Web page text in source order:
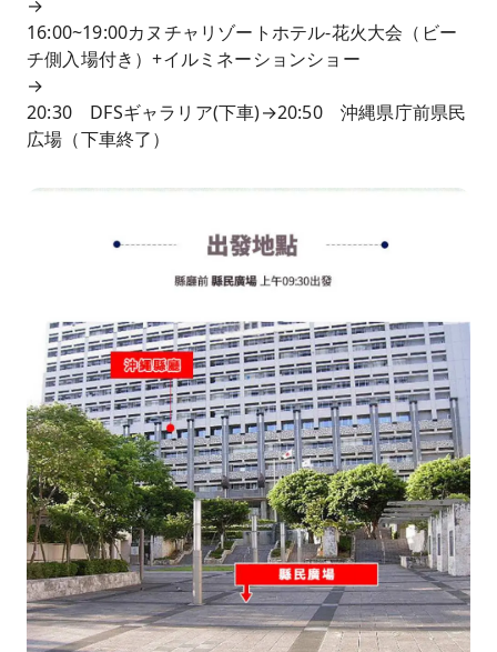
→
16:00~19:00カヌチャリゾートホテル-花火大会（ビー
チ側入場付き）+イルミネーションショー
→
20:30 DFSギャラリア(下車)→20:50 沖縄県庁前県民
広場（下車終了）